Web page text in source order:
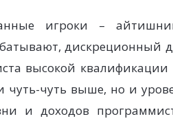
игроки –
дискреционный
высокой
чуть выше, но и
и доходов